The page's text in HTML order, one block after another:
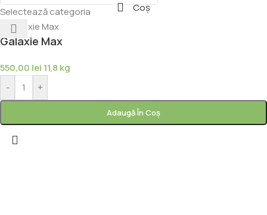
Selectează categoria
Coș
Galaxie Max
550,00 lei 11,8 kg
-
+
Adaugă În Coș